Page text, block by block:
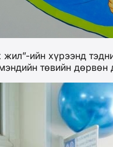
ийн хүрээнд
төвийн